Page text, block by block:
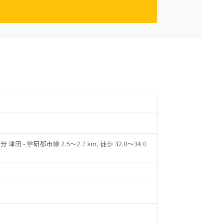
津田 - 学研都市線 2.5～2.7 km, 徒歩 32.0～34.0